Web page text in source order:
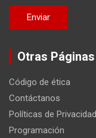
Otras Páginas
Código de ética
Contáctanos
Políticas de Privacidad
Programación